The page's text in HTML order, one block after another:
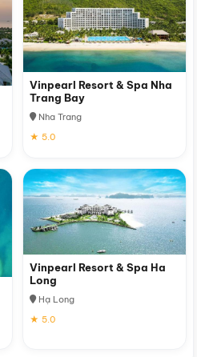
Vinpearl Resort & Spa Nha
Trang Bay
Nha Trang
★ 5.0
Vinpearl Resort & Spa Ha
Long
Hạ Long
★ 5.0